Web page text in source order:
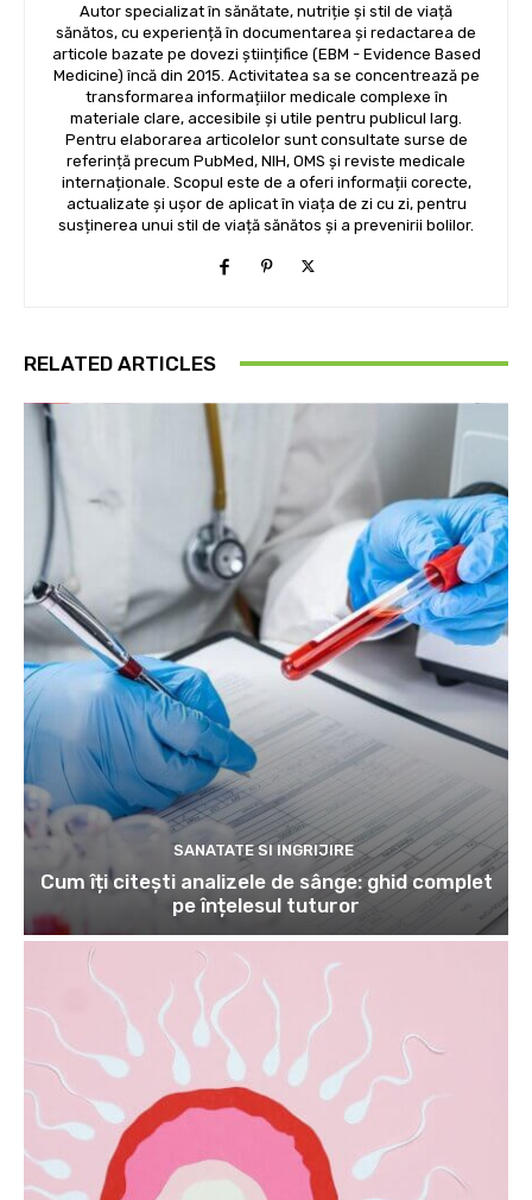
Autor specializat în sănătate, nutriție și stil de viață
sănătos, cu experiență în documentarea și redactarea de
articole bazate pe dovezi științifice (EBM - Evidence Based
Medicine) încă din 2015. Activitatea sa se concentrează pe
transformarea informațiilor medicale complexe în
materiale clare, accesibile și utile pentru publicul larg.
Pentru elaborarea articolelor sunt consultate surse de
referință precum PubMed, NIH, OMS și reviste medicale
internaționale. Scopul este de a oferi informații corecte,
actualizate și ușor de aplicat în viața de zi cu zi, pentru
susținerea unui stil de viață sănătos și a prevenirii bolilor.
RELATED ARTICLES
SANATATE SI INGRIJIRE
Cum îți citești analizele de sânge: ghid complet
pe înțelesul tuturor